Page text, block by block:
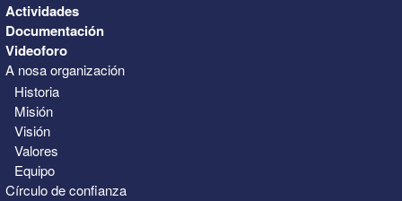
Actividades
Documentación
Videoforo
A nosa organización
Historia
Misión
Visión
Valores
Equipo
Círculo de confianza